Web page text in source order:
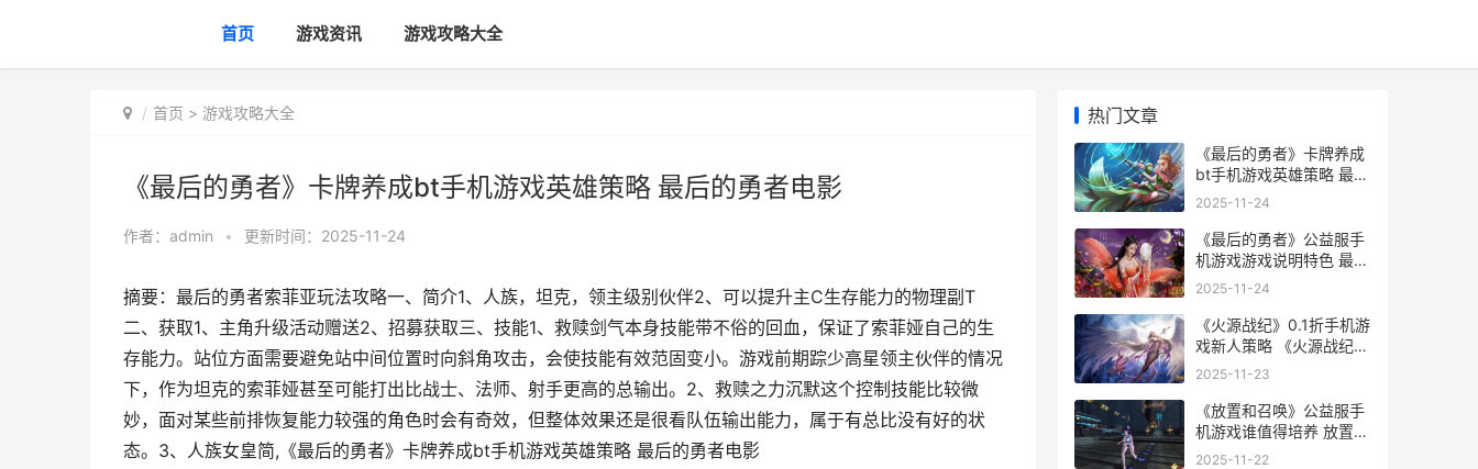
首页 游戏资讯 游戏攻略大全
首页 > 游戏攻略大全
《最后的勇者》卡牌养成bt手机游戏英雄策略 最后的勇者电影
作者： admin • 更新时间：2025-11-24
摘要：最后的勇者索菲亚玩法攻略一、简介1、人族，坦克，领主级别伙伴2、可以提升主C生存能力的物理副T
二、获取1、主角升级活动赠送2、招募获取三、技能1、救赎剑气本身技能带不俗的回血，保证了索菲娅自己的生
存能力。站位方面需要避免站中间位置时向斜角攻击，会使技能有效范固变小。游戏前期踪少高星领主伙伴的情况
下，作为坦克的索菲娅甚至可能打出比战士、法师、射手更高的总输出。2、救赎之力沉默这个控制技能比较微
妙，面对某些前排恢复能力较强的角色时会有奇效，但整体效果还是很看队伍输出能力，属于有总比没有好的状
态。3、人族女皇简,《最后的勇者》卡牌养成bt手机游戏英雄策略 最后的勇者电影
热门文章
《最后的勇者》卡牌养成
bt手机游戏英雄策略 最后
的勇者电影
2025-11-24
《最后的勇者》公益服手
机游戏游戏说明特色 最后
的勇者剧情
2025-11-24
《火源战纪》0.1折手机游
戏新人策略 《火源战纪》
0.1版本下载
2025-11-23
《放置和召唤》公益服手
机游戏谁值得培养 放置与
召唤游戏攻略
2025-11-22